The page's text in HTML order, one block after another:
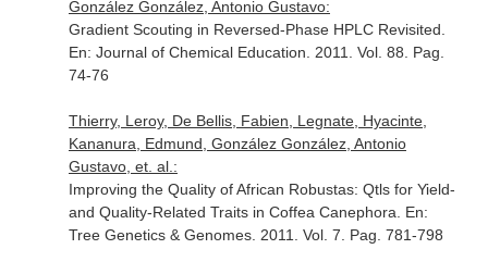
González González, Antonio Gustavo:
Gradient Scouting in Reversed-Phase HPLC Revisited.
En: Journal of Chemical Education . 2011. Vol. 88. Pag.
74-76
Thierry, Leroy, De Bellis, Fabien, Legnate, Hyacinte,
Kananura, Edmund, González González, Antonio
Gustavo, et. al.:
Improving the Quality of African Robustas: Qtls for Yield-
and Quality-Related Traits in Coffea Canephora. En:
Tree Genetics & Genomes. 2011. Vol. 7. Pag. 781-798